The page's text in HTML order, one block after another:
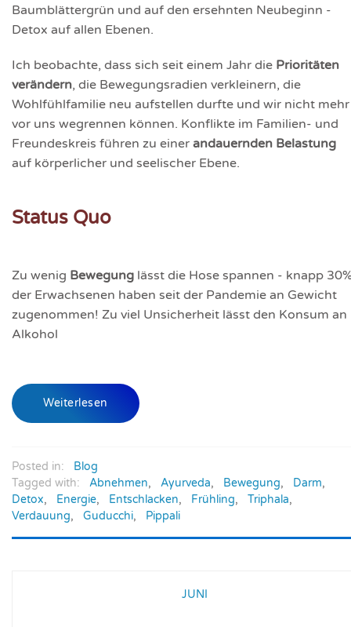
Baumblättergrün und auf den ersehnten Neubeginn -
Detox auf allen Ebenen.
Ich beobachte, dass sich seit einem Jahr die Prioritäten
verändern, die Bewegungsradien verkleinern, die
Wohlfühlfamilie neu aufstellen durfte und wir nicht mehr
vor uns wegrennen können. Konflikte im Familien- und
Freundeskreis führen zu einer andauernden Belastung
auf körperlicher und seelischer Ebene.
Status Quo
Zu wenig Bewegung lässt die Hose spannen - knapp
der Erwachsenen haben seit der Pandemie an Gewicht
zugenommen! Zu viel Unsicherheit lässt den Konsum an
Alkohol
Weiterlesen
Posted in:
Blog
Tagged with:
Abnehmen, Ayurveda, Bewegung, Darm,
Detox, Energie, Entschlacken, Frühling, Triphala,
Verdauung, Guducchi, Pippali
JUNI